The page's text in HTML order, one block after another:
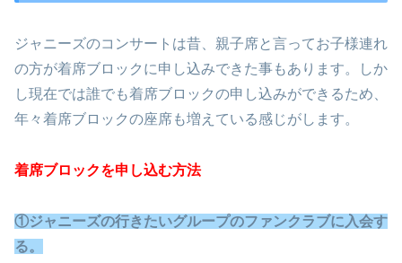
ジャニーズのコンサートは昔、親子席と言ってお子様連れ
の方が着席ブロックに申し込みできた事もあります。しか
し現在では誰でも着席ブロックの申し込みができるため、
年々着席ブロックの座席も増えている感じがします。
着席ブロックを申し込む方法
①ジャニーズの行きたいグループのファンクラブに入会す
る。